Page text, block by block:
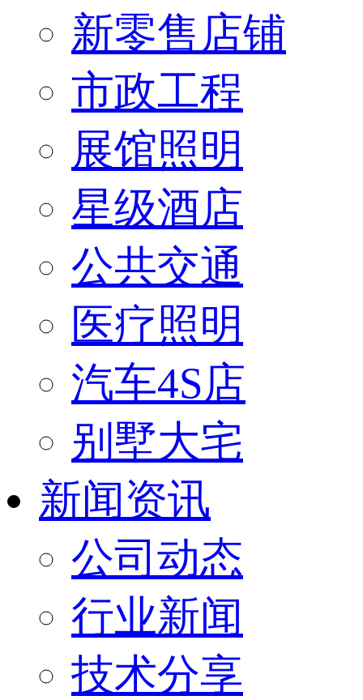
新零售店铺
市政工程
展馆照明
星级酒店
公共交通
医疗照明
汽车4S店
别墅大宅
新闻资讯
公司动态
行业新闻
技术分享